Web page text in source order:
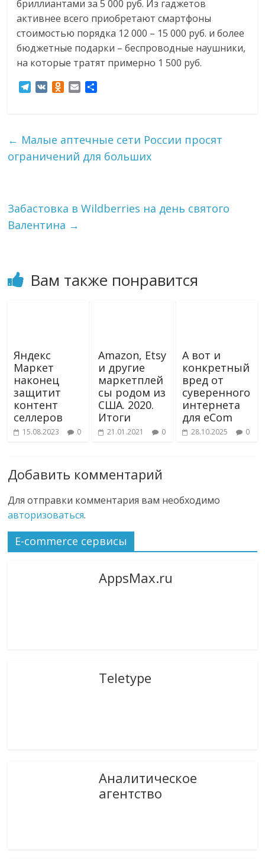
бриллиантами за 5 000 руб. Из гаджетов
активнее всего приобретают смартфоны
стоимостью порядка 12 000 – 15 000 руб. и более
бюджетные подарки – беспроводные наушники,
на которые тратят примерно 1 500 руб.
T
r
a
O
l
a
i
i
в
и
← Малые аптечные сети России просят
ограничений для больших
Забастовка в Wildberries на день святого
Валентина →
Вам также понравится
Яндекс
Маркет
наконец
защитит
контент
селлеров
15.08.2023 0
Amazon, Etsy
и другие
маркетплей
сы родом из
США. 2020.
Итоги
21.01.2021 0
А вот и
конкретный
вред от
суверенного
интернета
для eCom
28.10.2025 0
Добавить комментарий
Для отправки комментария вам необходимо
авторизоваться.
E-commerce сервисы
AppsMax.ru
Teletype
Аналитическое
агентство